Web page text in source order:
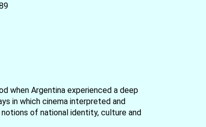
when Argentina experienced a deep
in which cinema interpreted and
of national identity, culture and